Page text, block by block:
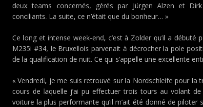
deux teams concernés, gérés par Jürgen Alzen et
conciliants. La suite, ce n’était que du bonheur… »
Ce long et intense week-end, c’est à Zolder qu’il a débuté
M235i #34, le Bruxellois parvenait à décrocher la pole
de la qualification de nuit. Ce qui s’appelle une excellente
« Vendredi, je me suis retrouvé sur la Nordschleife pour la
cours de laquelle j’ai pu effectuer trois tours au volant
voiture la plus performante qu’il m’ait été donné de